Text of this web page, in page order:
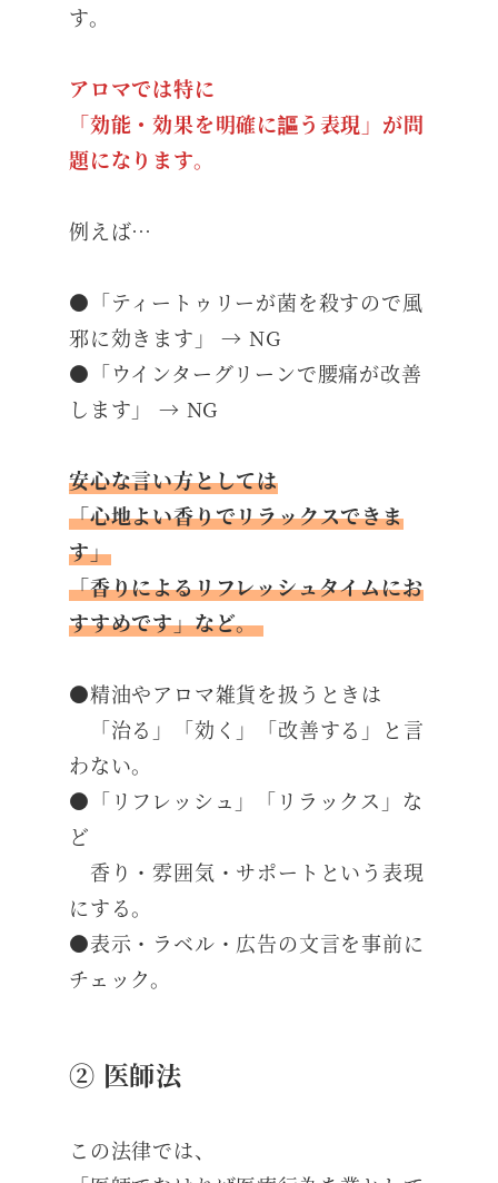
す。
アロマでは特に
「効能・効果を明確に謳う表現」が問
題になります。
例えば…
●「ティートゥリーが菌を殺すので風
邪に効きます」 → NG
●「ウインターグリーンで腰痛が改善
します」 → NG
安心な言い方としては
「心地よい香りでリラックスできま
す」
「香りによるリフレッシュタイムにお
すすめです」など。
●精油やアロマ雑貨を扱うときは
「治る」「効く」「改善する」と言
わない。
●「リフレッシュ」「リラックス」な
ど
香り・雰囲気・サポートという表現
にする。
●表示・ラベル・広告の文言を事前に
チェック。
② 医師法
この法律では、